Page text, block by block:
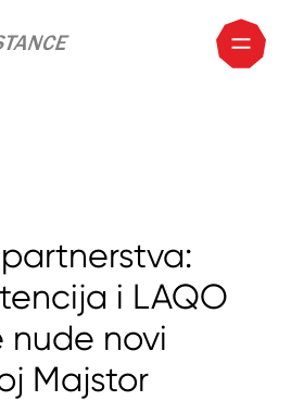
i LAQO
nude novi
Majstor